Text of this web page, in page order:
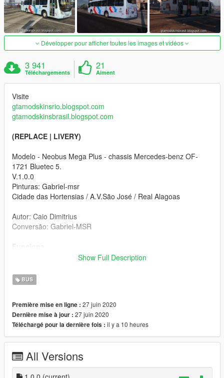
Développer pour afficher toutes les images et vidéos
3 941
Téléchargements
21
Aiment
Visite
gtamodskinsrio.blogspot.com
gtamodskinsbrasil.blogspot.com
(REPLACE | LIVERY)
Modelo - Neobus Mega Plus - chassis Mercedes-benz OF-
1721 Bluetec 5.
V.1.0.0
Pinturas: Gabriel-msr
Cidade das Hortensias / A.V.São José / Real Alagoas
Autor: Caio Dimitrius
Conversão: Gabriel-MSR
Velocímetro.
As portas do meio
Instrução de instalação dentro do arquivo.
Encontrou problemas? Avise!
Divirta-se!!..
-Dials work.
-Breakable glasses
Show Full Description
BUS
Première mise en ligne : 27 juin 2020
Dernière mise à jour : 27 juin 2020
Téléchargé pour la dernière fois : il y a 10 heures
All Versions